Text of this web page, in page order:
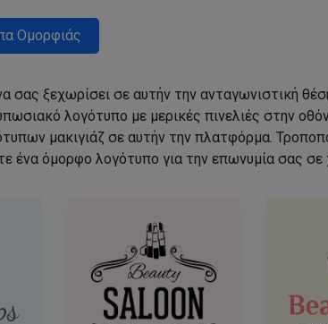
Ομορφιάς
σας ξεχωρίσει σε αυτήν την ανταγωνιστική
λογότυπο με μερικές πινελιές στην
μακιγιάζ σε αυτήν την πλατφόρμα.
ένα όμορφο λογότυπο για την επωνυμία σας σε